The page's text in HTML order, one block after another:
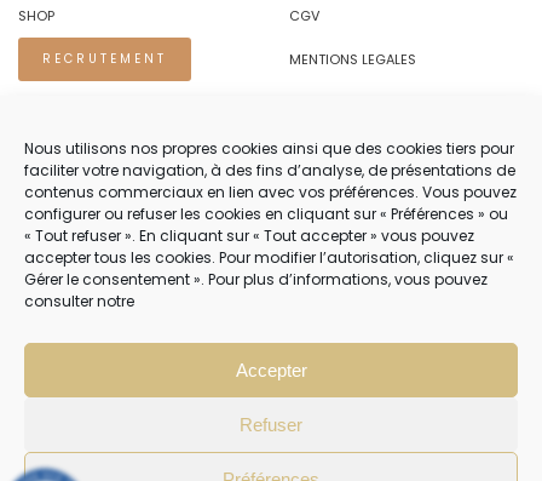
Nous utilisons nos propres cookies ainsi que des cookies tiers pour
faciliter votre navigation, à des fins d’analyse, de présentations de
contenus commerciaux en lien avec vos préférences. Vous pouvez
configurer ou refuser les cookies en cliquant sur « Préférences » ou
« Tout refuser ». En cliquant sur « Tout accepter » vous pouvez
accepter tous les cookies. Pour modifier l’autorisation, cliquez sur «
Gérer le consentement ». Pour plus d’informations, vous pouvez
consulter notre
Accepter
Refuser
SHOP
RECRUTEMENT
CGV
MENTIONS LEGALES
NOUS CONTACTER.
TEL 04 94 83 73 22
PRENDRE RENDEZ-VOUS 04 94 83 73 22
12H30 PUIS DE 13H30 À 18H30